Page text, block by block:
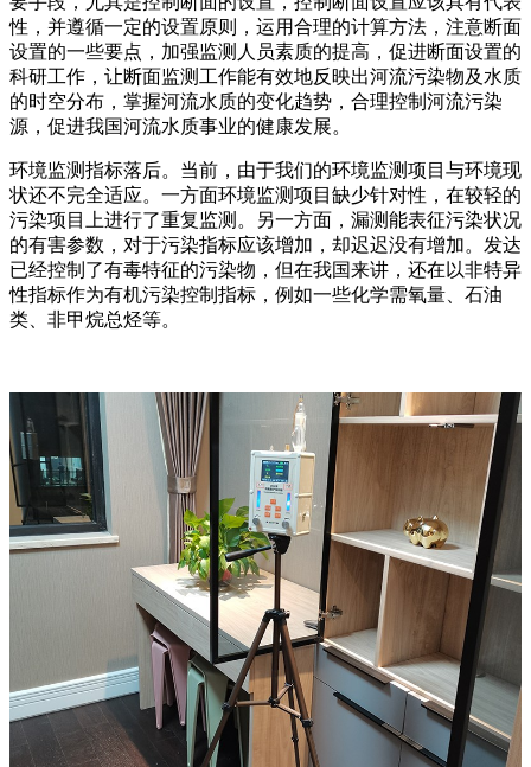
性，并遵循一定的设置原则，运用合理的计算方法，注意断面
设置的一些要点，加强监测人员素质的提高，促进断面设置的
科研工作，让断面监测工作能有效地反映出河流污染物及水质
的时空分布，掌握河流水质的变化趋势，合理控制河流污染
源，促进我国河流水质事业的健康发展。
环境监测指标落后。当前，由于我们的环境监测项目与环境现
状还不完全适应。一方面环境监测项目缺少针对性，在较轻的
污染项目上进行了重复监测。另一方面，漏测能表征污染状况
的有害参数，对于污染指标应该增加，却迟迟没有增加。发达
已经控制了有毒特征的污染物，但在我国来讲，还在以非特异
性指标作为有机污染控制指标，例如一些化学需氧量、石油
类、非甲烷总烃等。